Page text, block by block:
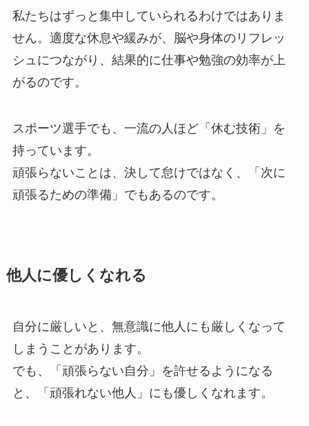
私たちはずっと集中していられるわけではありま
せん。適度な休息や緩みが、脳や身体のリフレッ
シュにつながり、結果的に仕事や勉強の効率が上
がるのです。
スポーツ選手でも、一流の人ほど「休む技術」を
持っています。
頑張らないことは、決して怠けではなく、「次に
頑張るための準備」でもあるのです。
他人に優しくなれる
自分に厳しいと、無意識に他人にも厳しくなって
しまうことがあります。
でも、「頑張らない自分」を許せるようになる
と、「頑張れない他人」にも優しくなれます。